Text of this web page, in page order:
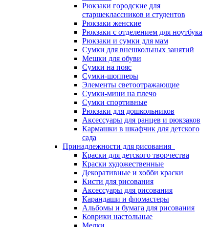
Рюкзаки городские для
старшеклассников и студентов
Рюкзаки женские
Рюкзаки с отделением для ноутбука
Рюкзаки и сумки для мам
Сумки для внешкольных занятий
Мешки для обуви
Сумки на пояс
Сумки-шопперы
Элементы светоотражающие
Сумки-мини на плечо
Сумки спортивные
Рюкзаки для дошкольников
Аксессуары для ранцев и рюкзаков
Кармашки в шкафчик для детского
сада
Принадлежности для рисования
Краски для детского творчества
Краски художественные
Декоративные и хобби краски
Кисти для рисования
Аксессуары для рисования
Карандаши и фломастеры
Альбомы и бумага для рисования
Коврики настольные
Мелки